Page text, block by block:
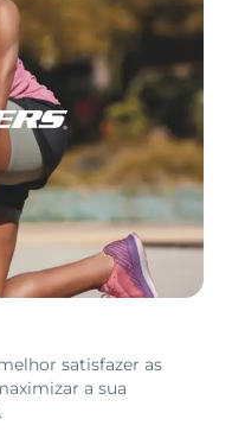
satisfazer as
a sua